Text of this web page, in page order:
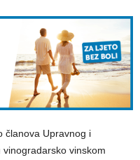
članova Upravnog i
vinskom